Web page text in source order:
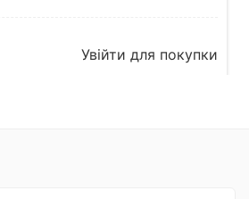
Увійти для покупки